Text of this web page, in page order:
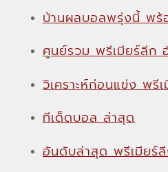
บ้านผลบอลพรุ่งนี้ พร้
ศูนย์รวม พรีเมียร์ลีก
วิเคราะห์ก่อนแข่ง พรี
ทีเด็ดบอล ล่าสุด
อันดับล่าสุด พรีเมียร์